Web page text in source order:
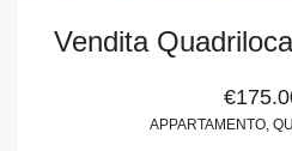
APPARTAMENTO,